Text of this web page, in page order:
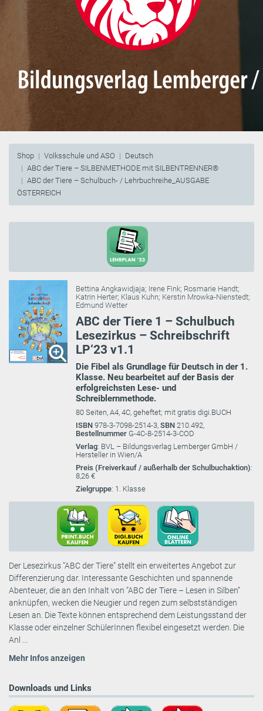
Shop Volksschule und ASO
Deutsch
ABC der Tiere – SILBENMETHODE mit SILBENTRENNER®
ABC der Tiere – Schulbuch- / Lehrbuchreihe_AUSGABE
ÖSTERREICH
Bettina Angkawidjaja; Irene Fink; Rosmarie Handt;
Katrin Herter; Klaus Kuhn; Kerstin Mrowka-Nienstedt;
Edmund Wetter
ABC der Tiere 1 – Schulbuch
Lesezirkus – Schreibschrift
LP‘23 v1.1
Die Fibel als Grundlage für Deutsch in der 1.
Klasse. Neu bearbeitet auf der Basis der
erfolgreichsten Lese- und
Schreiblernmethode.
80 Seiten, A4, 4C, geheftet; mit gratis digi.BUCH
ISBN 978-3-7098-2514-3, SBN 210.492,
Bestellnummer G-4C-8-2514-3-COD
Verlag: BVL – Bildungsverlag Lemberger GmbH /
Hersteller in Wien/A
Preis (Freiverkauf / außerhalb der Schulbuchaktion):
8,26 €
Zielgruppe: 1. Klasse
Der Lesezirkus ”ABC der Tiere” stellt ein erweitertes Angebot zur
Differenzierung dar. Interessante Geschichten und spannende
Abenteuer, die an den Inhalt von ”ABC der Tiere – Lesen in Silben”
anknüpfen, wecken die Neugier und regen zum selbstständigen
Lesen an. Die Texte können entsprechend dem Leistungsstand der
Klasse oder einzelner SchülerInnen flexibel eingesetzt werden. Die
Anl ...
Mehr Infos anzeigen
Downloads und Links